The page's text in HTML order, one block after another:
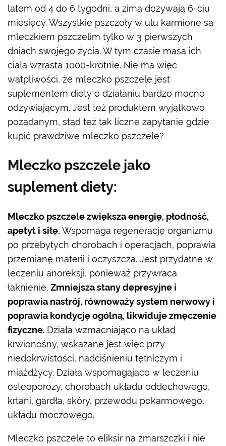
latem od 4 do 6 tygodni, a zimą dożywają 6-ciu
miesięcy. Wszystkie pszczoły w ulu karmione są
mleczkiem pszczelim tylko w 3 pierwszych
dniach swojego życia. W tym czasie masa ich
ciała wzrasta 1000-krotnie. Nie ma więc
wątpliwości, że mleczko pszczele jest
suplementem diety o działaniu bardzo mocno
odżywiającym. Jest też produktem wyjątkowo
pożądanym, stąd też tak liczne zapytanie gdzie
kupić prawdziwe mleczko pszczele?
Mleczko pszczele jako
suplement diety:
Mleczko pszczele zwiększa energię, płodność,
apetyt i siłę. Wspomaga regenerację organizmu
po przebytych chorobach i operacjach, poprawia
przemianę materii i oczyszcza. Jest przydatne w
leczeniu anoreksji, ponieważ przywraca
łaknienie. Zmniejsza stany depresyjne i
poprawia nastrój, równoważy system nerwowy i
poprawia kondycję ogólną, likwiduje zmęczenie
fizyczne. Działa wzmacniająco na układ
krwionośny, wskazane jest więc przy
niedokrwistości, nadciśnieniu tętniczym i
miażdżycy. Działa wspomagająco w leczeniu
osteoporozy, chorobach układu oddechowego,
krtani, gardła, skóry, przewodu pokarmowego,
układu moczowego.
Mleczko pszczele to eliksir na zmarszczki i nie